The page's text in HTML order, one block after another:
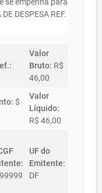
DESPESA REF.
Valor
Bruto: R$
46,00
$
Valor
Líquido:
R$ 46,00
UF do
Emitente:
DF